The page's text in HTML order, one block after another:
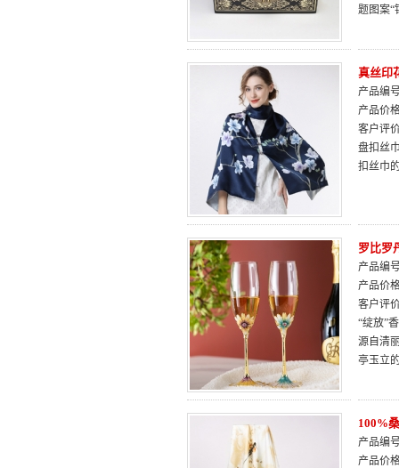
题图案“
真丝印
产品编
产品价
客户评
盘扣丝
扣丝巾
罗比罗
产品编
产品价
客户评
“绽放”
源自清
亭玉立
100%
产品编
产品价